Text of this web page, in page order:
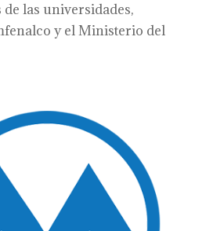
las universidades,
y el Ministerio del